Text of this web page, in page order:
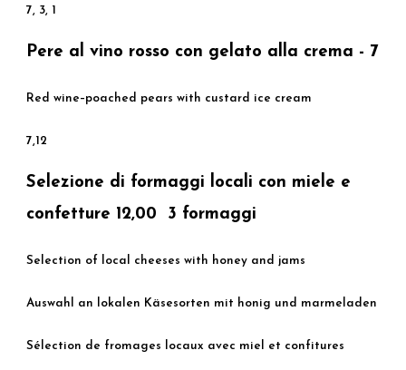
7, 3, 1
Pere al vino rosso con gelato alla crema - 7
Red wine–poached pears with custard ice cream
7,12
Selezione di formaggi locali con miele e
confetture 12,00 3 formaggi
Selection of local cheeses with honey and jams
Auswahl an lokalen Käsesorten mit honig und marmeladen
Sélection de fromages locaux avec miel et confitures